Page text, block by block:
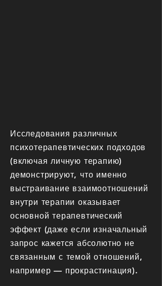
Исследования различных
психотерапевтических подходов
(включая личную терапию)
демонстрируют, что именно
выстраивание взаимоотношений
внутри терапии оказывает
основной терапевтический
эффект (даже если изначальный
запрос кажется абсолютно не
связанным с темой отношений,
например — прокрастинация).